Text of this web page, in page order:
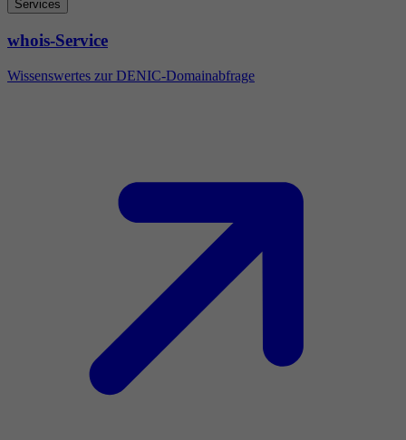
Services
whois-Service
Wissenswertes zur DENIC-Domainabfrage